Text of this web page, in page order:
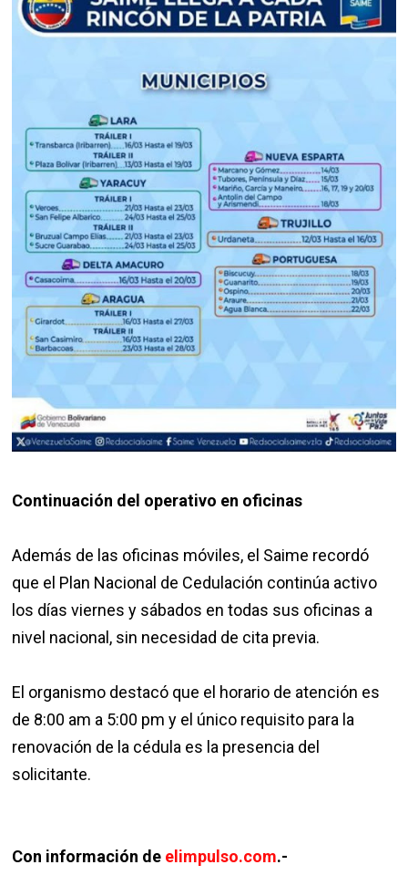
Continuación del operativo en oficinas
Además de las oficinas móviles, el Saime recordó
que el Plan Nacional de Cedulación continúa activo
los días viernes y sábados en todas sus oficinas a
nivel nacional, sin necesidad de cita previa.
El organismo destacó que el horario de atención es
de 8:00 am a 5:00 pm y el único requisito para la
renovación de la cédula es la presencia del
solicitante.
Con información de elimpulso.com.-